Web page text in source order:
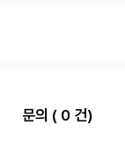
문의 ( 0 건)